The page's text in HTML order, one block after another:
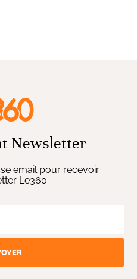
Newsletter
email pour recevoir
Le360